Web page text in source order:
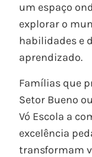
um espaço
explorar o
habilidades e
aprendizado.
Famílias que
Setor Bueno
Vó Escola a
excelência
transformam